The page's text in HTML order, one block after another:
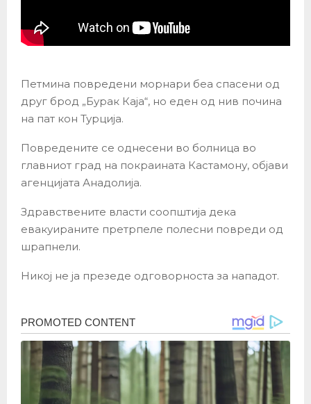
Петмина повредени морнари беа спасени од
друг брод „Бурак Каја“, но еден од нив почина
на пат кон Турција.
Повредените се однесени во болница во
главниот град на покраината Кастамону, објави
агенцијата Анадолија.
Здравствените власти соопштија дека
евакуираните претрпеле полесни повреди од
шрапнели.
Никој не ја презеде одговорноста за нападот.